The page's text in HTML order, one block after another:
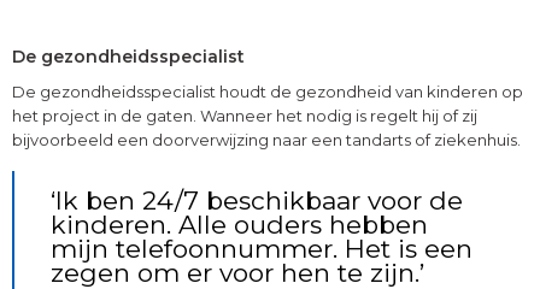
De gezondheidsspecialist
De gezondheidsspecialist houdt de gezondheid van kinderen op
het project in de gaten. Wanneer het nodig is regelt hij of zij
bijvoorbeeld een doorverwijzing naar een tandarts of ziekenhuis.
‘Ik ben 24/7 beschikbaar voor de
kinderen. Alle ouders hebben
mijn telefoonnummer. Het is een
zegen om er voor hen te zijn.’